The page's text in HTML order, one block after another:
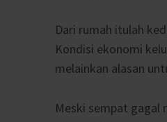
Dari rumah itulah
Kondisi ekonomi
melainkan alasan
Meski sempat gagal